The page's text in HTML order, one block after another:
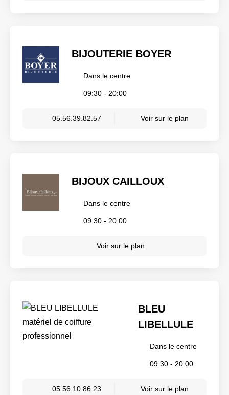
BIJOUTERIE BOYER
Dans le centre
09:30 - 20:00
05.56.39.82.57 Voir sur le plan
BIJOUX CAILLOUX
Dans le centre
09:30 - 20:00
Voir sur le plan
BLEU
LIBELLULE
Dans le centre
09:30 - 20:00
05 56 10 86 23 Voir sur le plan